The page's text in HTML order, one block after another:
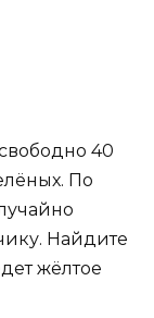
40
По
Найдите
жёлтое